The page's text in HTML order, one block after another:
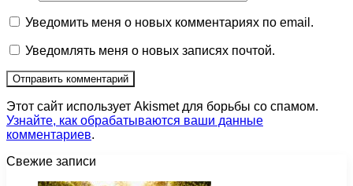
Уведомить меня о новых комментариях по email.
Уведомлять меня о новых записях почтой.
Этот сайт использует Akismet для борьбы со спамом.
Узнайте, как обрабатываются ваши данные
комментариев.
Свежие записи